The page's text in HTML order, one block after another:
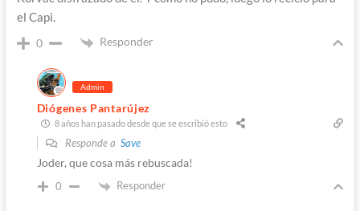
el Capi.
0 Responder
Admin
Diógenes Pantarújez
8 años han pasado desde que se escribió esto
Responde a Save
Joder, que cosa más rebuscada!
0 Responder